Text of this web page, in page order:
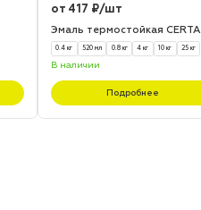
от 417 ₽/шт
Эмаль термостойкая CERTA
0.4 кг 520 мл 0.8 кг 4 кг 10 кг 25 кг
В наличии
Подробнее